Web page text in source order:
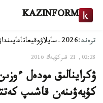
KAZINFORM
ترەند:2026-سايلاۋ وقيعا
02:28, 21 قىركۇيەك 2016
ۋكراينالىق مودەل
كۇيەۋىنەن قاشىپ